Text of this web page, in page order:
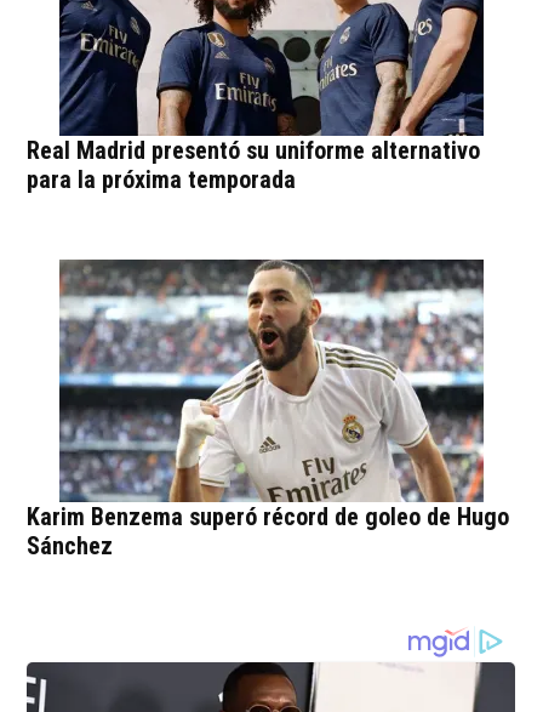
Real Madrid presentó su uniforme alternativo
para la próxima temporada
Karim Benzema superó récord de goleo de Hugo
Sánchez